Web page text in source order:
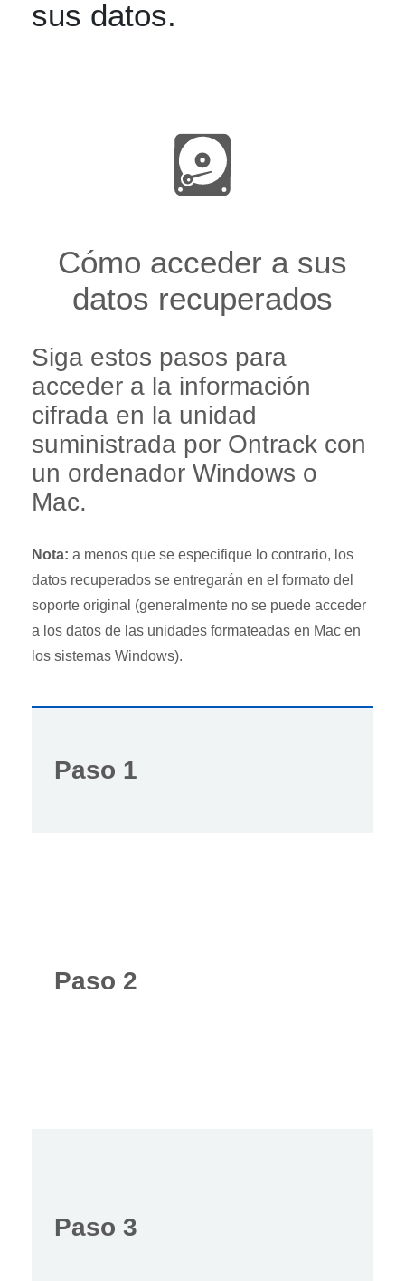
sus datos.
Cómo acceder a sus
datos recuperados
Siga estos pasos para
acceder a la información
cifrada en la unidad
suministrada por Ontrack con
un ordenador Windows o
Mac.
Nota: a menos que se especifique lo contrario, los
datos recuperados se entregarán en el formato del
soporte original (generalmente no se puede acceder
a los datos de las unidades formateadas en Mac en
los sistemas Windows).
Paso 1
Paso 2
Paso 3